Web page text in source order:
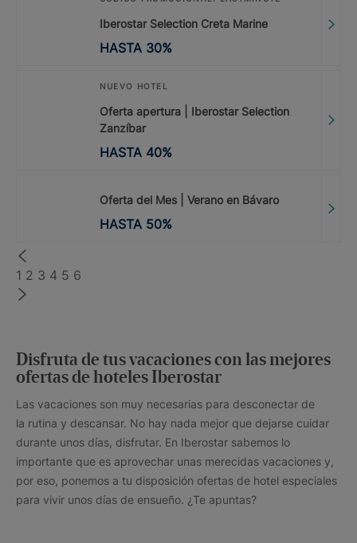
Iberostar Selection Creta Marine
HASTA 30%
NUEVO HOTEL
Oferta apertura | Iberostar Selection
Zanzíbar
HASTA 40%
Oferta del Mes | Verano en Bávaro
HASTA 50%
1 2 3 4 5 6
Disfruta de tus vacaciones con las mejores
ofertas de hoteles Iberostar
Las vacaciones son muy necesarias para desconectar de
la rutina y descansar. No hay nada mejor que dejarse cuidar
durante unos días, disfrutar. En Iberostar sabemos lo
importante que es aprovechar unas merecidas vacaciones y,
por eso, ponemos a tu disposición ofertas de hotel especiales
para vivir unos días de ensueño. ¿Te apuntas?